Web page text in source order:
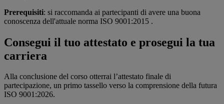
Prerequisiti: si raccomanda ai partecipanti di avere una buona
conoscenza dell'attuale norma ISO 9001:2015 .
Consegui il tuo attestato e prosegui la tua
carriera
Alla conclusione del corso otterrai l’attestato finale di
partecipazione, un primo tassello verso la comprensione della futura
ISO 9001:2026.